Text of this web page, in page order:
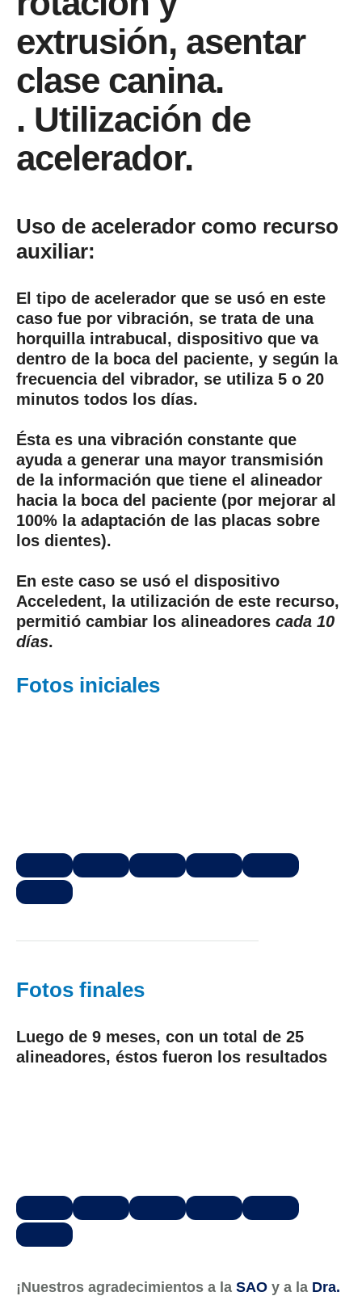
extrusión, asentar
clase canina.
. Utilización de
acelerador.
Uso de acelerador como recurso
auxiliar:
El tipo de acelerador que se usó en este
caso fue por vibración, se trata de una
horquilla intrabucal, dispositivo que va
dentro de la boca del paciente, y según la
frecuencia del vibrador, se utiliza 5 o 20
minutos todos los días.
Ésta es una vibración constante que
ayuda a generar una mayor transmisión
de la información que tiene el alineador
hacia la boca del paciente (por mejorar al
100% la adaptación de las placas sobre
los dientes).
En este caso se usó el dispositivo
Acceledent, la utilización de este recurso,
permitió cambiar los alineadores cada 10
días.
Fotos iniciales
Fotos finales
Luego de 9 meses, con un total de 25
alineadores, éstos fueron los resultados
¡Nuestros agradecimientos a la SAO y a la Dra.